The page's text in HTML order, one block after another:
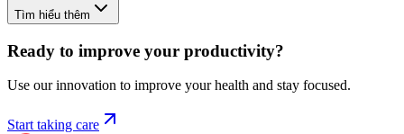
Tìm hiểu thêm
Ready to improve your productivity?
Use our innovation to improve your health and stay focused.
Start taking care